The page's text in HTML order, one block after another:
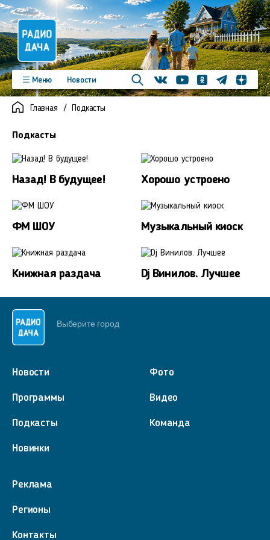
Меню
Новости
Программы
Подкасты
Новинки
Фото
Видео
ВконтактеYoutubeОдноклассники
ТелеграмЯндекс
Главная Подкасты
Подкасты
Назад! В будущее! Хорошо устроено
ФМ ШОУ Музыкальный киоск
Книжная раздача Dj Винилов. Лучшее
Выберите город
Новости
Программы
Подкасты
Новинки
Фото
Видео
Команда
Реклама
Регионы
Контакты